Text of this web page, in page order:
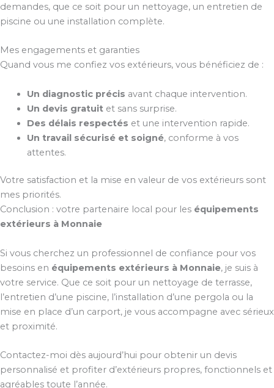
demandes, que ce soit pour un nettoyage, un entretien de
piscine ou une installation complète.
Mes engagements et garanties
Quand vous me confiez vos extérieurs, vous bénéficiez de :
Un diagnostic précis avant chaque intervention.
Un devis gratuitet sans surprise.
Des délais respectés et une intervention rapide.
Un travail sécurisé et soigné, conforme à vos
attentes.
Votre satisfaction et la mise en valeur de vos extérieurs sont
mes priorités.
Conclusion : votre partenaire local pour les équipements
extérieurs à Monnaie
Si vous cherchez un professionnel de confiance pour vos
besoins en équipements extérieurs à Monnaie, je suis à
votre service. Que ce soit pour un nettoyage de terrasse,
l’entretien d’une piscine, l’installation d’une pergola ou la
mise en place d’un carport, je vous accompagne avec sérieux
et proximité.
Contactez-moi dès aujourd’hui pour obtenir un devis
personnalisé et profiter d’extérieurs propres, fonctionnels et
agréables toute l’année.